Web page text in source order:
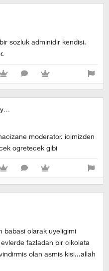
sozluk adminidir kendisi.
moderator. icimizden
ogretecek gibi
babasi olarak uyeligimi
fazladan bir cikolata
olan asmis kisi...allah